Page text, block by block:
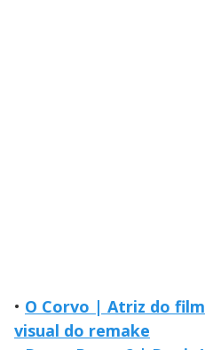
• O Corvo | Atriz do
visual do remake